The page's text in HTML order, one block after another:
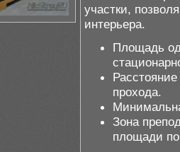
участки,
интерьера.
Площадь
прохода.
Зона
площади